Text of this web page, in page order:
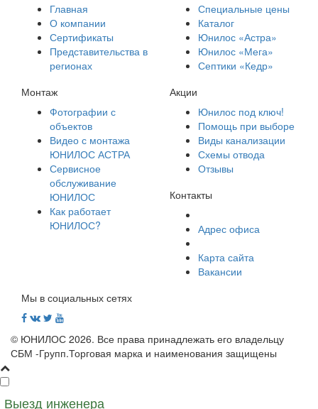
Главная
О компании
Сертификаты
Представительства в
регионах
Специальные цены
Каталог
Юнилос «Астра»
Юнилос «Мега»
Септики «Кедр»
Монтаж
Фотографии с
объектов
Видео с монтажа
ЮНИЛОС АСТРА
Сервисное
обслуживание
ЮНИЛОС
Как работает
ЮНИЛОС?
Акции
Юнилос под ключ!
Помощь при выборе
Виды канализации
Схемы отвода
Отзывы
Контакты
Адрес офиса
Карта сайта
Вакансии
Мы в социальных сетях
© ЮНИЛОС 2026. Все права принадлежать его владельцу
СБМ -Групп.Торговая марка и наименования защищены
Выезд инженера